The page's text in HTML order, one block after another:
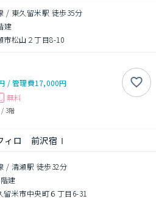
/ 東久留米駅 徒歩35分
建
市松山２丁目8-10
/管理費17,000円
無料
/ 3階
ィロ 前沢宿Ⅰ
/ 清瀬駅 徒歩32分
建
留米市中央町６丁目6-31